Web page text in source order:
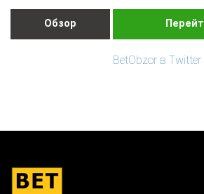
Обзор
BetObzor в Twitter